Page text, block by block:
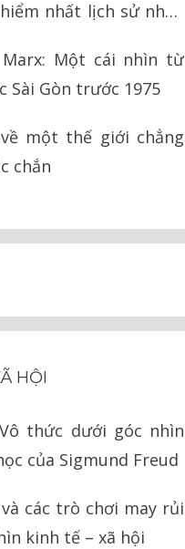
nhất lịch sử nhân
Marx: Một cái nhìn từ
Sài Gòn trước 1975
một thế giới chẳng
chắn
HỘI
thức dưới góc nhìn
của Sigmund Freud
các trò chơi may rủi
kinh tế – xã hội